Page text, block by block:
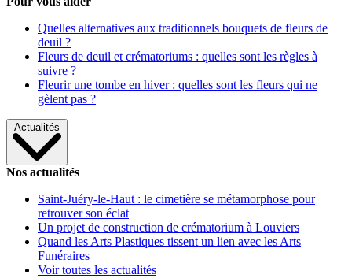
Quelles alternatives aux traditionnels bouquets de fleurs de
deuil ?
Fleurs de deuil et crématoriums : quelles sont les règles à
suivre ?
Fleurir une tombe en hiver : quelles sont les fleurs qui ne
gèlent pas ?
Actualités
Nos actualités
Saint-Juéry-le-Haut : le cimetière se métamorphose pour
retrouver son éclat
Un projet de construction de crématorium à Louviers
Quand les Arts Plastiques tissent un lien avec les Arts
Funéraires
Voir toutes les actualités